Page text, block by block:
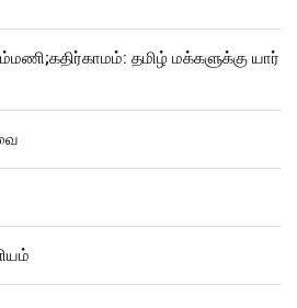
தமிழ் மக்களுக்கு யார்